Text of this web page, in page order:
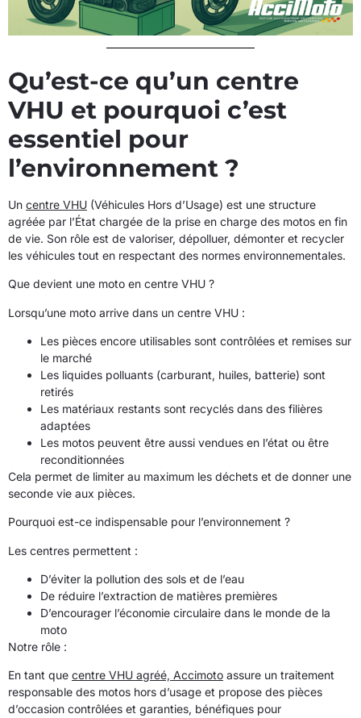
Qu’est-ce qu’un centre
VHU et pourquoi c’est
essentiel pour
l’environnement ?
Un centre VHU (Véhicules Hors d’Usage) est une structure
agréée par l’État chargée de la prise en charge des motos en fin
de vie. Son rôle est de valoriser, dépolluer, démonter et recycler
les véhicules tout en respectant des normes environnementales.
Que devient une moto en centre VHU ?
Lorsqu’une moto arrive dans un centre VHU :
Les pièces encore utilisables sont contrôlées et remises sur
le marché
Les liquides polluants (carburant, huiles, batterie) sont
retirés
Les matériaux restants sont recyclés dans des filières
adaptées
Les motos peuvent être aussi vendues en l’état ou être
reconditionnées
Cela permet de limiter au maximum les déchets et de donner une
seconde vie aux pièces.
Pourquoi est-ce indispensable pour l’environnement ?
Les centres permettent :
D’éviter la pollution des sols et de l’eau
De réduire l’extraction de matières premières
D’encourager l’économie circulaire dans le monde de la
moto
Notre rôle :
En tant que centre VHU agréé, Accimoto assure un traitement
responsable des motos hors d’usage et propose des pièces
d’occasion contrôlées et garanties, bénéfiques pour